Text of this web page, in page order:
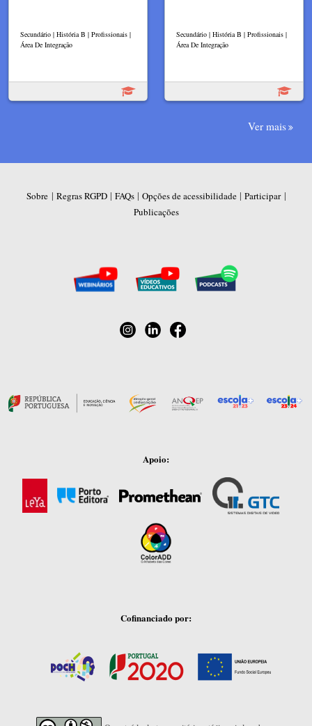
Secundário | História B | Profissionais |
Área De Integração
Secundário | História B | Profissionais |
Área De Integração
Ver mais
Sobre | Regras RGPD| FAQs| Opções de acessibilidade| Participar|
Publicações
Apoio:
Cofinanciado por: